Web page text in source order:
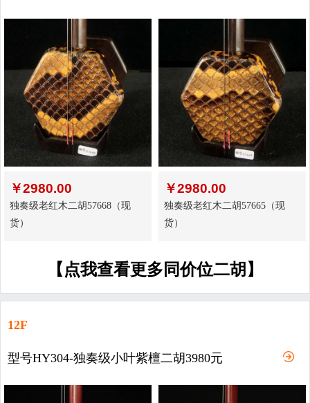
￥2980.00
独奏级老红木二胡57668（现
货）
￥2980.00
独奏级老红木二胡57665（现
货）
【点我查看更多同价位二胡】
12F
型号HY304-独奏级小叶紫檀二胡3980元